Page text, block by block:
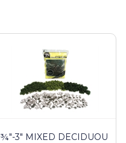
¾"-3" MIXED DECIDUOU